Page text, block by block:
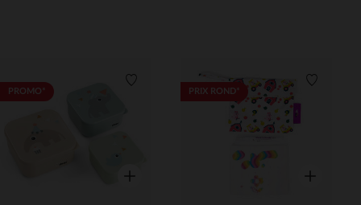
PROMO* Liste de souhaits
Aperçu rapide
PRIX ROND*
Aperçu